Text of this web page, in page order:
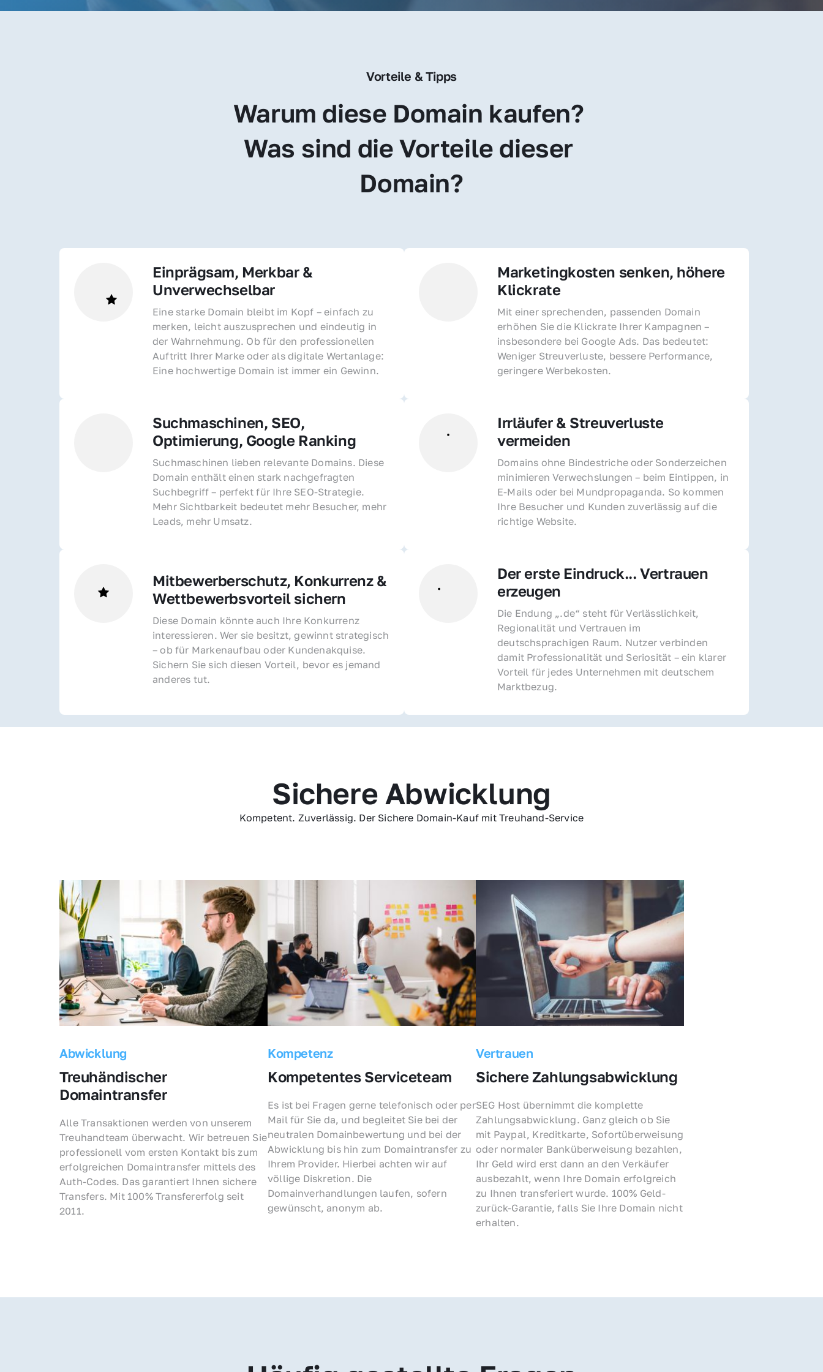
Vorteile & Tipps
Warum diese Domain kaufen?
Was sind die Vorteile dieser
Domain?
Einprägsam, Merkbar &
Unverwechselbar
Eine starke Domain bleibt im Kopf – einfach zu
merken, leicht auszusprechen und eindeutig in
der Wahrnehmung. Ob für den professionellen
Auftritt Ihrer Marke oder als digitale Wertanlage:
Eine hochwertige Domain ist immer ein Gewinn.
Marketingkosten senken, höhere
Klickrate
Mit einer sprechenden, passenden Domain
erhöhen Sie die Klickrate Ihrer Kampagnen –
insbesondere bei Google Ads. Das bedeutet:
Weniger Streuverluste, bessere Performance,
geringere Werbekosten.
Suchmaschinen, SEO,
Optimierung, Google Ranking
Suchmaschinen lieben relevante Domains. Diese
Domain enthält einen stark nachgefragten
Suchbegriff – perfekt für Ihre SEO-Strategie.
Mehr Sichtbarkeit bedeutet mehr Besucher, mehr
Leads, mehr Umsatz.
Irrläufer & Streuverluste
vermeiden
Domains ohne Bindestriche oder Sonderzeichen
minimieren Verwechslungen – beim Eintippen, in
E-Mails oder bei Mundpropaganda. So kommen
Ihre Besucher und Kunden zuverlässig auf die
richtige Website.
Mitbewerberschutz, Konkurrenz &
Wettbewerbsvorteil sichern
Diese Domain könnte auch Ihre Konkurrenz
interessieren. Wer sie besitzt, gewinnt strategisch
– ob für Markenaufbau oder Kundenakquise.
Sichern Sie sich diesen Vorteil, bevor es jemand
anderes tut.
Der erste Eindruck... Vertrauen
erzeugen
Die Endung „.de“ steht für Verlässlichkeit,
Regionalität und Vertrauen im
deutschsprachigen Raum. Nutzer verbinden
damit Professionalität und Seriosität – ein klarer
Vorteil für jedes Unternehmen mit deutschem
Marktbezug.
Sichere Abwicklung
Kompetent. Zuverlässig. Der Sichere Domain-Kauf mit Treuhand-Service
Abwicklung
Treuhändischer
Domaintransfer
Alle Transaktionen werden von unserem
Treuhandteam überwacht. Wir betreuen Sie
professionell vom ersten Kontakt bis zum
erfolgreichen Domaintransfer mittels des
Auth-Codes. Das garantiert Ihnen sichere
Transfers. Mit 100% Transfererfolg seit
2011.
Kompetenz
Kompetentes Serviceteam
Es ist bei Fragen gerne telefonisch oder per
Mail für Sie da, und begleitet Sie bei der
neutralen Domainbewertung und bei der
Abwicklung bis hin zum Domaintransfer zu
Ihrem Provider. Hierbei achten wir auf
völlige Diskretion. Die
Domainverhandlungen laufen, sofern
gewünscht, anonym ab.
Vertrauen
Sichere Zahlungsabwicklung
SEG Host übernimmt die komplette
Zahlungsabwicklung. Ganz gleich ob Sie
mit Paypal, Kreditkarte, Sofortüberweisung
oder normaler Banküberweisung bezahlen,
Ihr Geld wird erst dann an den Verkäufer
ausbezahlt, wenn Ihre Domain erfolgreich
zu Ihnen transferiert wurde. 100% Geld-
zurück-Garantie, falls Sie Ihre Domain nicht
erhalten.